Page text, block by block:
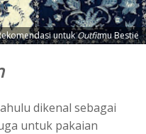
untukOutfitmu Bestie
dikenal sebagai
untuk pakaian